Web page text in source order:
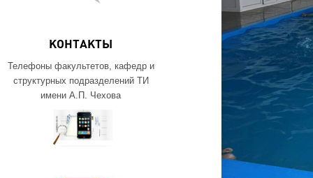
КОНТАКТЫ
Телефоны факультетов, кафедр и
структурных подразделений ТИ
имени А.П. Чехова